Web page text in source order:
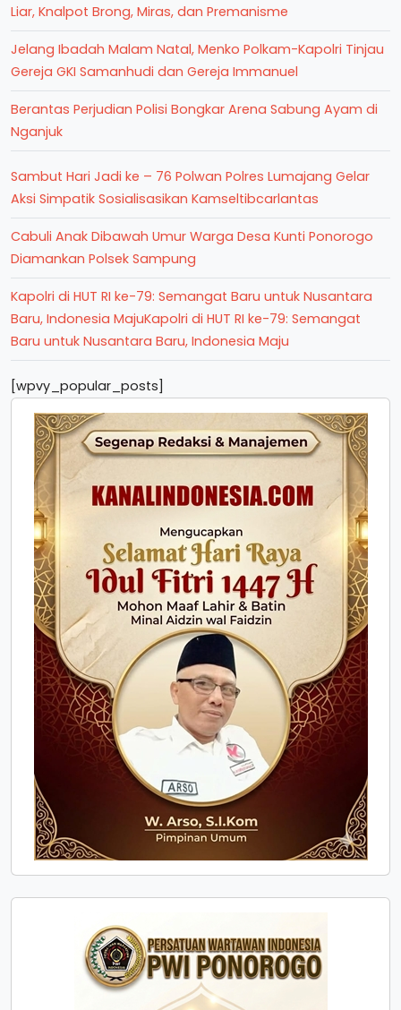
Liar, Knalpot Brong, Miras, dan Premanisme
Jelang Ibadah Malam Natal, Menko Polkam-Kapolri Tinjau
Gereja GKI Samanhudi dan Gereja Immanuel
Berantas Perjudian Polisi Bongkar Arena Sabung Ayam di
Nganjuk
Sambut Hari Jadi ke – 76 Polwan Polres Lumajang Gelar
Aksi Simpatik Sosialisasikan Kamseltibcarlantas
Cabuli Anak Dibawah Umur Warga Desa Kunti Ponorogo
Diamankan Polsek Sampung
Kapolri di HUT RI ke-79: Semangat Baru untuk Nusantara
Baru, Indonesia MajuKapolri di HUT RI ke-79: Semangat
Baru untuk Nusantara Baru, Indonesia Maju
[wpvy_popular_posts]